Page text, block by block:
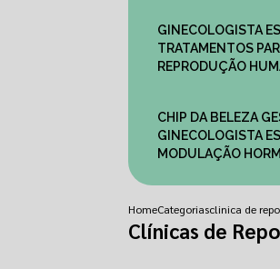
GINECOLOGISTA
TRATAMENTOS
REPRODUÇÃO
CHIP DA BELEZA
GINECOLOGISTA
MODULAÇÃO
HomeCategoriasclinica de
Clínicas de